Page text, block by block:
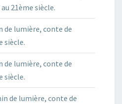
21ème siècle.
de lumière, conte de
siècle.
de lumière, conte de
siècle.
de lumière, conte de